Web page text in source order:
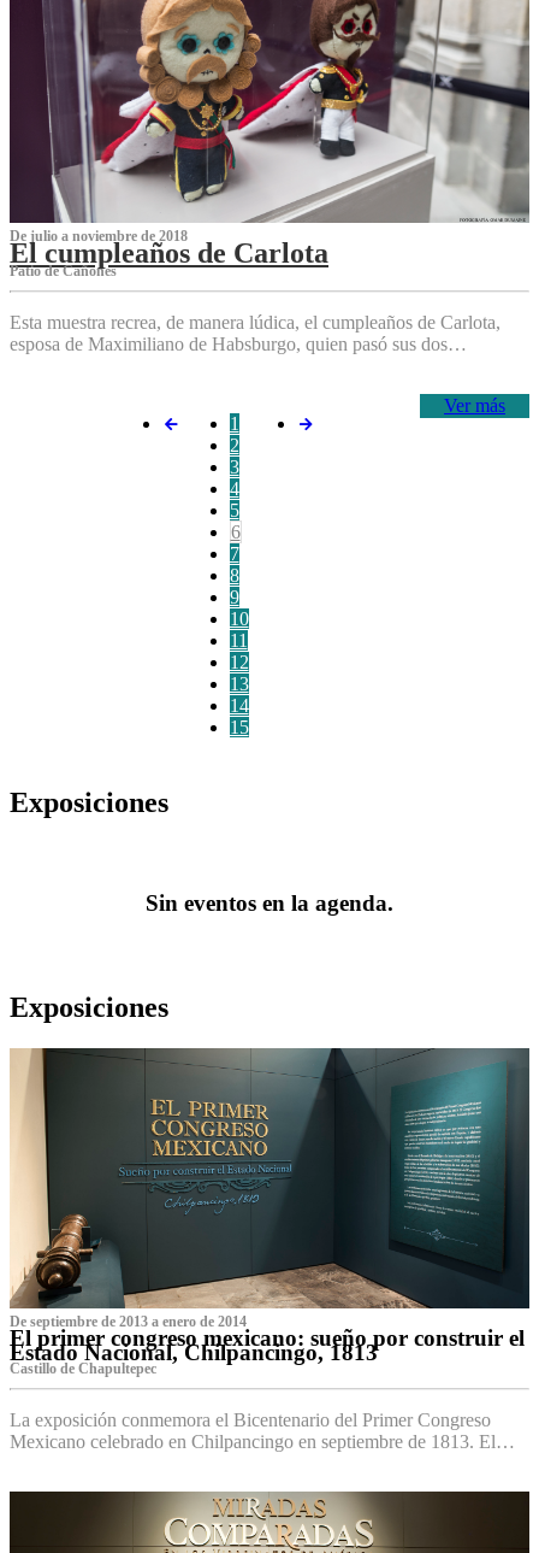
De julio a noviembre de 2018
El cumpleaños de Carlota
Patio de Cañones
Esta muestra recrea, de manera lúdica, el cumpleaños de Carlota,
esposa de Maximiliano de Habsburgo, quien pasó sus dos…
Ver más
1
2
3
4
5
6
7
8
9
10
11
12
13
14
15
Exposiciones
Sin eventos en la agenda.
Exposiciones
De septiembre de 2013 a enero de 2014
El primer congreso mexicano: sueño por construir el
Estado Nacional, Chilpancingo, 1813
Castillo de Chapultepec
La exposición conmemora el Bicentenario del Primer Congreso
Mexicano celebrado en Chilpancingo en septiembre de 1813. El…